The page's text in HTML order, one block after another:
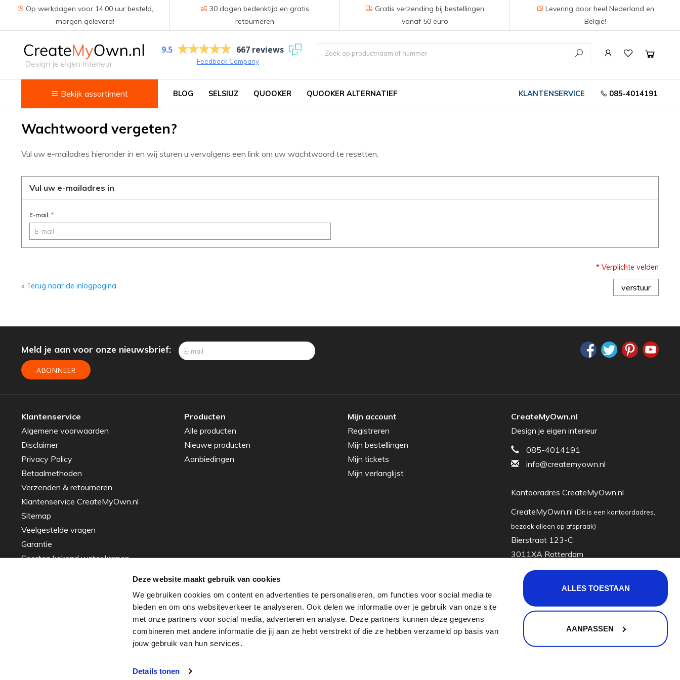
Deze website maakt gebruik van cookies
We gebruiken cookies om content en advertenties te personaliseren, om functies voor social media te
bieden en om ons websiteverkeer te analyseren. Ook delen we informatie over je gebruik van onze site
met onze partners voor social media, adverteren en analyse. Deze partners kunnen deze gegevens
combineren met andere informatie die jij aan ze hebt verstrekt of die ze hebben verzameld op basis van
jouw gebruik van hun services.
Details tonen
ALLES TOESTAAN
AANPASSEN
Op werkdagen voor 14.00 uur besteld,
morgen geleverd!
30 dagen bedenktijd en gratis
retourneren
Gratis verzending bij bestellingen
vanaf 50 euro
Levering door heel Nederland en
België!
9.5 667 reviews
Feedback Company
Bekijk assortiment
Zeepdispensers
Voedselrestenvermalers
Onderdelen
Badkamerkranen
Wastafels
$$$ ACTIES $$$
BLOG SELSIUZ QUOOKER QUOOKER ALTERNATIEF 085-4014191
KLANTENSERVICE
Wachtwoord vergeten?
Vul uw e-mailadres hieronder in en wij sturen u vervolgens een link om uw wachtwoord te resetten.
Vul uw e-mailadres in
E-mail: *
* Verplichte velden
« Terug naar de inlogpagina verstuur
Meld je aan voor onze nieuwsbrief:
ABONNEER
Klantenservice
Algemene voorwaarden
Disclaimer
Privacy Policy
Betaalmethoden
Verzenden & retourneren
Klantenservice CreateMyOwn.nl
Sitemap
Veelgestelde vragen
Garantie
Soorten kokend water kranen
Producten
Alle producten
Nieuwe producten
Aanbiedingen
Mijn account
Registreren
Mijn bestellingen
Mijn tickets
Mijn verlanglijst
CreateMyOwn.nl
Design je eigen interieur
085-4014191
info@createmyown.nl
Kantooradres CreateMyOwn.nl
CreateMyOwn.nl (Dit is een kantoordadres,
bezoek alleen op afspraak)
Bierstraat 123-C
3011XA Rotterdam
Nederland
KVK: 63035928
Btw-nummer: nl855065722b01